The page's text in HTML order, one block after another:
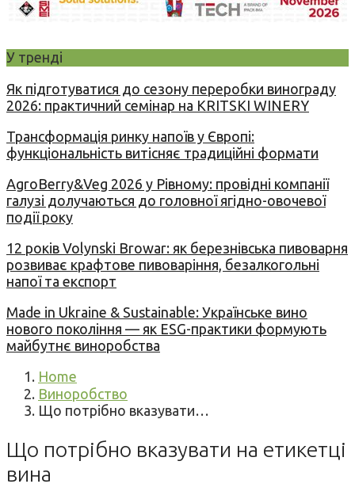
У тренді
Як підготуватися до сезону переробки винограду
2026: практичний семінар на KRITSKI WINERY
Трансформація ринку напоїв у Європі:
функціональність витісняє традиційні формати
AgroBerry&Veg 2026 у Рівному: провідні компанії
галузі долучаються до головної ягідно-овочевої
події року
12 років Volynski Browar: як березнівська пивоварня
розвиває крафтове пивоваріння, безалкогольні
напої та експорт
Made in Ukraine & Sustainable: Українське вино
нового покоління — як ESG-практики формують
майбутнє виноробства
Home
Виноробство
Що потрібно вказувати…
Що потрібно вказувати на етикетці
вина